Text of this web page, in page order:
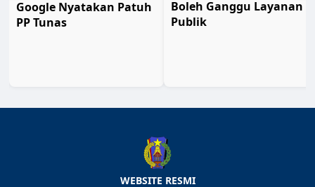
Google Nyatakan Patuh
PP Tunas
Boleh Ganggu Layanan
Publik
WEBSITE RESMI